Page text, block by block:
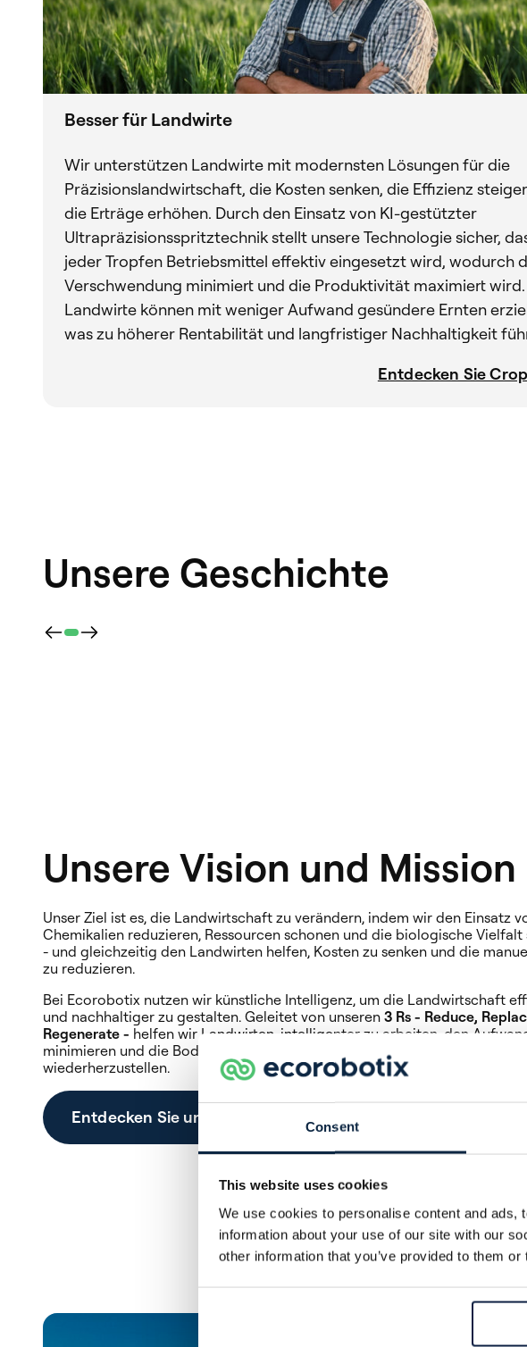
Consent
This website uses cookies
We use cookies to personalise content and
information about your use of our site with our
other information that you’ve provided to them
Besser für Landwirte
Wir unterstützen Landwirte mit modernsten Lösungen für die
Präzisionslandwirtschaft, die Kosten senken, die Effizienz
die Erträge erhöhen. Durch den Einsatz von KI-gestützter
Ultrapräzisionsspritztechnik stellt unsere Technologie sicher,
jeder Tropfen Betriebsmittel effektiv eingesetzt wird, wodurch
Verschwendung minimiert und die Produktivität maximiert wird.
Landwirte können mit weniger Aufwand gesündere Ernten
was zu höherer Rentabilität und langfristiger Nachhaltigkeit
Entdecken Sie
Unsere Geschichte
Unsere Vision und Mission
Unser Ziel ist es, die Landwirtschaft zu verändern, indem wir den Einsatz
Chemikalien reduzieren, Ressourcen schonen und die biologische Vielfalt
- und gleichzeitig den Landwirten helfen, Kosten zu senken und die
zu reduzieren.
Bei Ecorobotix nutzen wir künstliche Intelligenz, um die Landwirtschaft
und nachhaltiger zu gestalten. Geleitet von unseren 3 Rs - Reduce,
Regenerate - helfen wir Landwirten, intelligenter zu arbeiten, den
minimieren und die Bodengesundheit für künftige Generationen
wiederherzustellen.
Entdecken Sie unsere Philosophie